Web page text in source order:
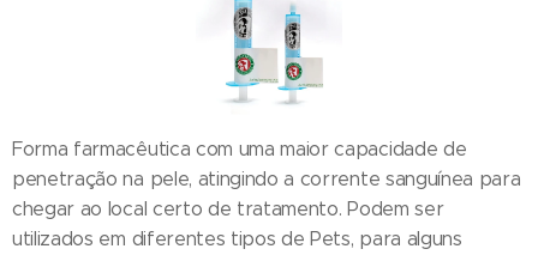
Forma farmacêutica com uma maior capacidade de
penetração na pele, atingindo a corrente sanguínea para
chegar ao local certo de tratamento. Podem ser
utilizados em diferentes tipos de Pets, para alguns